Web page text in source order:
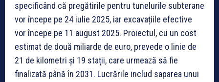
specificând că pregătirile pentru tunelurile subterane
vor începe pe 24 iulie 2025, iar excavațiile efective
vor începe pe 11 august 2025. Proiectul, cu un cost
estimat de două miliarde de euro, prevede o linie de
21 de kilometri și 19 stații, care urmează să fie
finalizată până în 2031. Lucrările includ saparea unui